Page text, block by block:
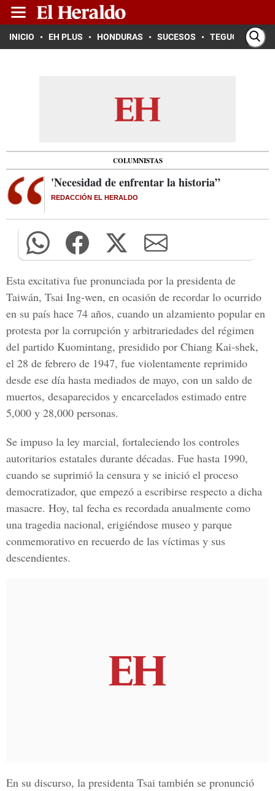
INICIO EH PLUS HONDURAS SUCESOS TEGUCIGALPA
COLUMNISTAS
'Necesidad de enfrentar la historia”
REDACCIÓN EL HERALDO
Esta excitativa fue pronunciada por la presidenta de
Taiwán, Tsai Ing-wen, en ocasión de recordar lo ocurrido
en su país hace 74 años, cuando un alzamiento popular en
protesta por la corrupción y arbitrariedades del régimen
del partido Kuomintang, presidido por Chiang Kai-shek,
el 28 de febrero de 1947, fue violentamente reprimido
desde ese día hasta mediados de mayo, con un saldo de
muertos, desaparecidos y encarcelados estimado entre
5,000 y 28,000 personas.
Se impuso la ley marcial, fortaleciendo los controles
autoritarios estatales durante décadas. Fue hasta 1990,
cuando se suprimió la censura y se inició el proceso
democratizador, que empezó a escribirse respecto a dicha
masacre. Hoy, tal fecha es recordada anualmente como
una tragedia nacional, erigiéndose museo y parque
conmemorativo en recuerdo de las víctimas y sus
descendientes.
En su discurso, la presidenta Tsai también se pronunció